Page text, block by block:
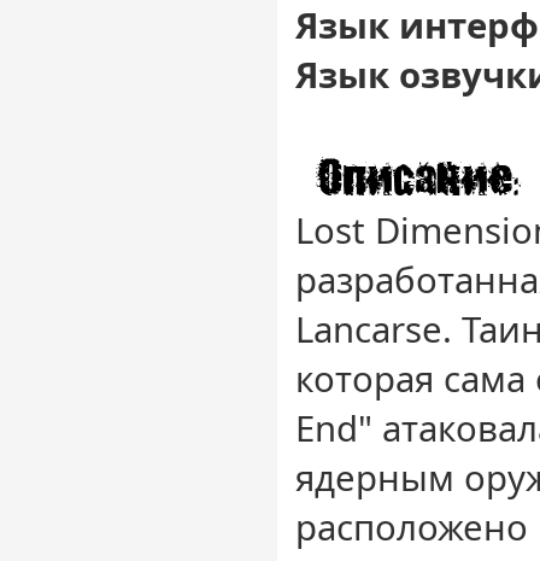
Язык
Язык
Lost
Lancarse.
которая
End"
ядерным